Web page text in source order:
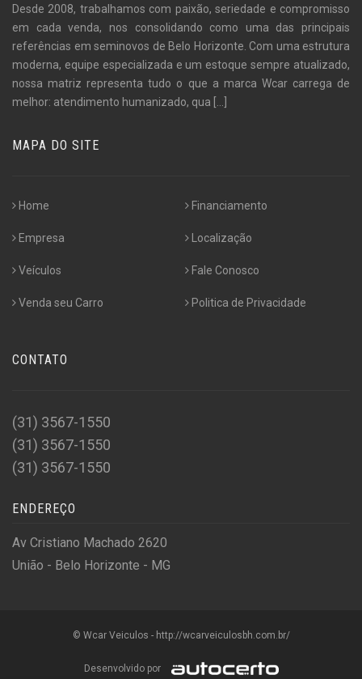
Desde 2008, trabalhamos com paixão, seriedade e compromisso
em cada venda, nos consolidando como uma das principais
referências em seminovos de Belo Horizonte. Com uma estrutura
moderna, equipe especializada e um estoque sempre atualizado,
nossa matriz representa tudo o que a marca Wcar carrega de
melhor: atendimento humanizado, qua [...]
MAPA DO SITE
Home
Empresa
Veículos
Venda seu Carro
Financiamento
Localização
Fale Conosco
Politica de Privacidade
CONTATO
(31) 3567-1550
(31) 3567-1550
(31) 3567-1550
ENDEREÇO
Av Cristiano Machado 2620
União - Belo Horizonte - MG
© Wcar Veiculos - http://wcarveiculosbh.com.br/
Desenvolvido por